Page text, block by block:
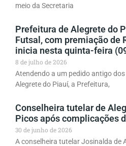
meio da Secretaria
Prefeitura de Alegrete do
Futsal, com premiação de
inicia nesta quinta-feira
8 de julho de 2026
Atendendo a um pedido antigo
Alegrete do Piauí, a Prefeitura,
Conselheira tutelar de
Picos após complicações
30 de junho de 2026
A conselheira tutelar Josinalda de